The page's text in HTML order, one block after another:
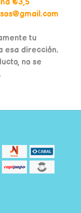
€3,5
tu
esa dirección.
no se